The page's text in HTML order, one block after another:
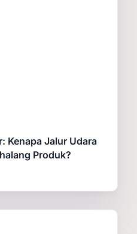
Kenapa Jalur Udara
Produk?